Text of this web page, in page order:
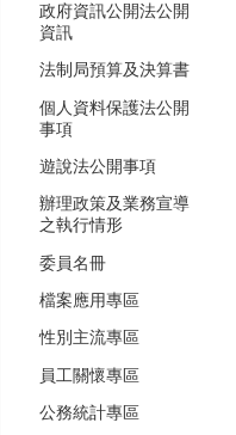
政府資訊公開法公開
資訊
法制局預算及決算書
個人資料保護法公開
事項
遊說法公開事項
辦理政策及業務宣導
之執行情形
委員名冊
檔案應用專區
性別主流專區
員工關懷專區
公務統計專區